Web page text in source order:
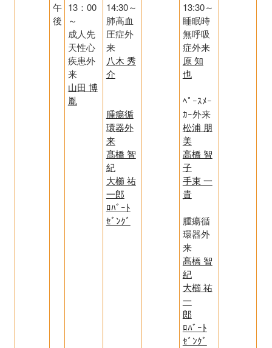
午
後
13：00
～
成人先
天性心
疾患外
来
山田 博
胤
14:30～
肺高血
圧症外
来
八木 秀
介
腫瘍循
環器外
来
髙橋 智
紀
大櫛 祐
一郎
ﾛﾊﾞｰﾄ
ｾﾞﾝｸﾞ
13:30～
睡眠時
無呼吸
症外来
原 知
也
ﾍﾟｰｽﾒｰ
ｶｰ外来
松浦 朋
美
高橋 智
子
手束 一
貴
腫瘍循
環器外
来
髙橋 智
紀
大櫛 祐
一
郎
ﾛﾊﾞｰﾄ
ｾﾞﾝｸﾞ